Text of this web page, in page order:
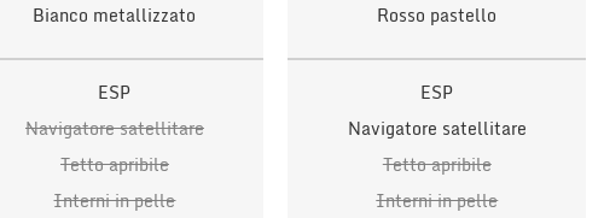
Bianco metallizzato
ESP
Navigatore satellitare
Tetto apribile
Interni in pelle
Rosso pastello
ESP
Navigatore satellitare
Tetto apribile
Interni in pelle